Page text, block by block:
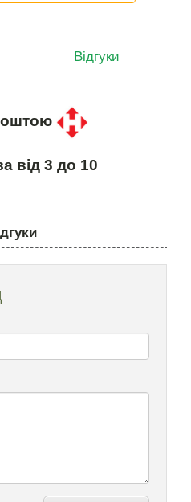
Відгуки
від 3 до 10